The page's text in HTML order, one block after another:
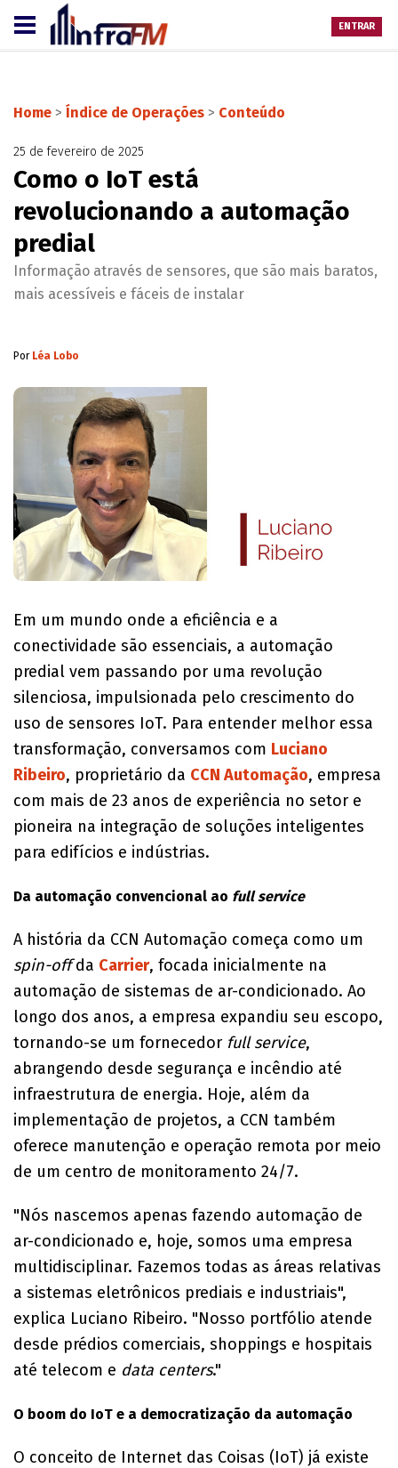
ENTRAR
Home > Índice de Operações > Conteúdo
25 de fevereiro de 2025
Como o IoT está
revolucionando a automação
predial
Informação através de sensores, que são mais baratos,
mais acessíveis e fáceis de instalar
Por Léa Lobo
Em um mundo onde a eficiência e a
conectividade são essenciais, a automação
predial vem passando por uma revolução
silenciosa, impulsionada pelo crescimento do
uso de sensores IoT. Para entender melhor essa
transformação, conversamos com Luciano
Ribeiro, proprietário da CCN Automação, empresa
com mais de 23 anos de experiência no setor e
pioneira na integração de soluções inteligentes
para edifícios e indústrias.
Da automação convencional ao full service
A história da CCN Automação começa como um
spin-offda Carrier, focada inicialmente na
automação de sistemas de ar-condicionado. Ao
longo dos anos, a empresa expandiu seu escopo,
tornando-se um fornecedor full service,
abrangendo desde segurança e incêndio até
infraestrutura de energia. Hoje, além da
implementação de projetos, a CCN também
oferece manutenção e operação remota por meio
de um centro de monitoramento 24/7.
"Nós nascemos apenas fazendo automação de
ar-condicionado e, hoje, somos uma empresa
multidisciplinar. Fazemos todas as áreas relativas
a sistemas eletrônicos prediais e industriais",
explica Luciano Ribeiro. "Nosso portfólio atende
desde prédios comerciais, shoppings e hospitais
até telecom e data centers."
O boom do IoT e a democratização da automação
O conceito de Internet das Coisas (IoT) já existe